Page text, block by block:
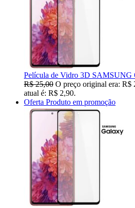
Película de Vidro 3D
R$25,00 O preço original era: R$
atual é: R$ 2,90.
Oferta Produto em promoção